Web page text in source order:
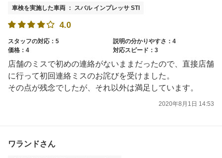
車検を実施した車両 ： スバル インプレッサ STI
4.0
スタッフの対応：5
説明の分かりやすさ：4
価格：4
対応スピード：3
店舗のミスで初めの連絡がないままだったので、直接店舗
に行って初回連絡ミスのお詫びを受けました。
その点が残念でしたが、それ以外は満足しています。
2020年8月1日 14:53
ワランドさん